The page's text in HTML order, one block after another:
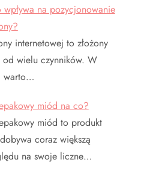
wpływa na pozycjonowanie
internetowej to złożony
od wielu czynników. W
warto…
miód na co?
miód to produkt
coraz większą
na swoje liczne…